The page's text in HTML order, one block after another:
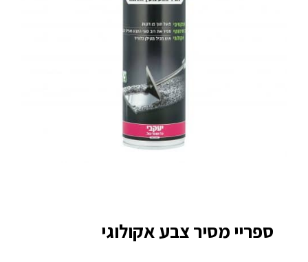
ספריי מסיר צבע אקולוגי